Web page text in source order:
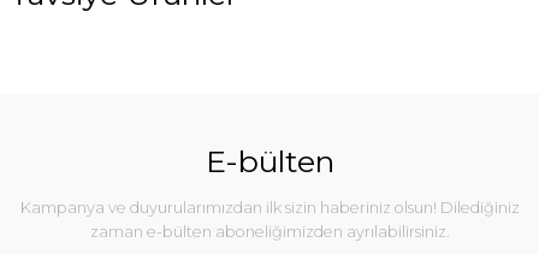
E-bülten
Kampanya ve duyurularımızdan ilk sizin haberiniz olsun! Dilediğiniz
zaman e-bülten aboneliğimizden ayrılabilirsiniz.